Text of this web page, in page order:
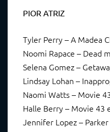
PIOR ATRIZ
Tyler Perry – A Madea
Noomi Rapace – Dead
Selena Gomez –
Lindsay Lohan –
Naomi Watts – Movie
Halle Berry – Movie 43
Jennifer Lopez – Parker